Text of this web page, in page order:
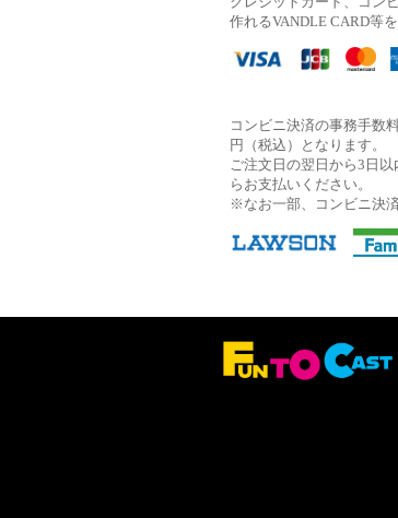
作れるVANDLE CARD等
コンビニ決済の事務手数
円（税込）となります。
ご注文日の翌日から3日
らお支払いください。
※なお一部、コンビニ決